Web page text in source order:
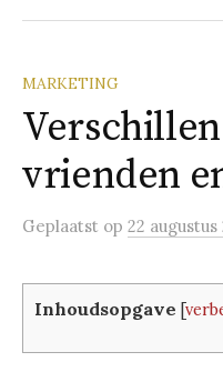
MARKETING
vrienden
Geplaatst op 22 augustus
Inhoudsopgave [